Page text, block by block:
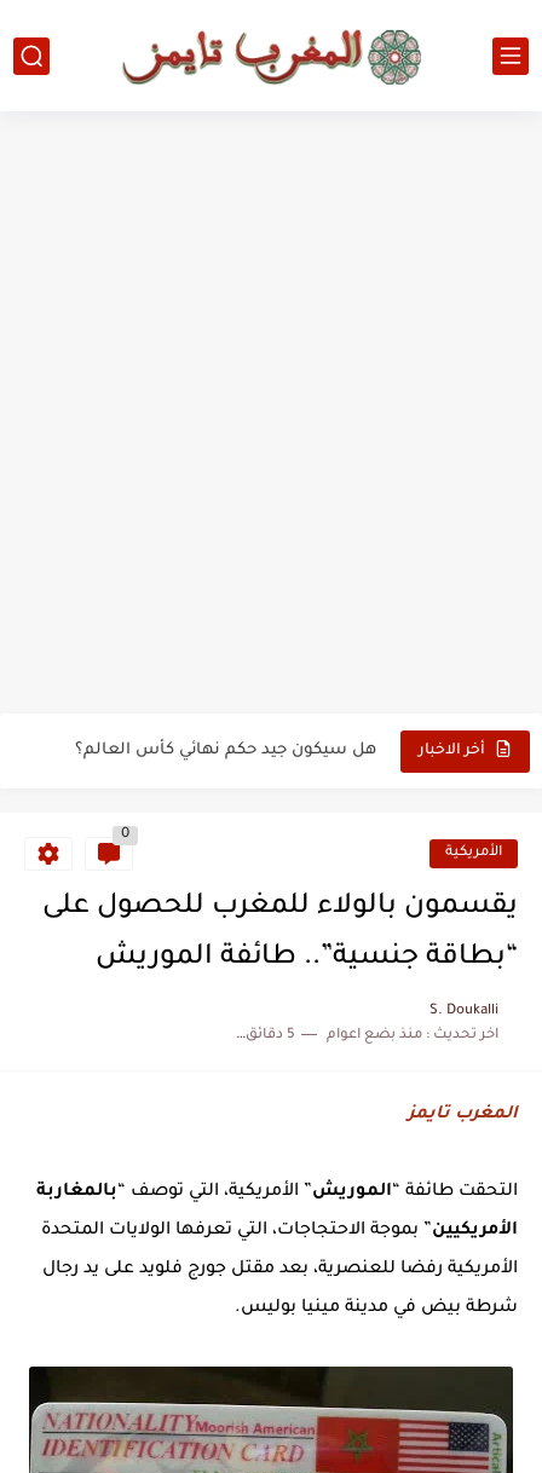
أخر الاخبار هل سيكون جيد حكم نهائي كأس العالم؟
كتاب جديد لدريانكور يفضح أساطير وخزعبلات نظام العسكر ويعيد قراءة...
الحرب الهولندية المغربية (1775-1777)
زيارة الحسن الثاني الى الجزائر سنة 1963
الأمريكية
0
يقسمون بالولاء للمغرب للحصول على
“بطاقة جنسية”.. طائفة الموريش
S. Doukalli
اخر تحديث :منذ بضع اعوام 5 دقائق للقراءة
المغرب تايمز
التحقت طائفة “الموريش” الأمريكية، التي توصف “بالمغاربة
الأمريكيين” بموجة الاحتجاجات، التي تعرفها الولايات المتحدة
الأمريكية رفضا للعنصرية، بعد مقتل جورج فلويد على يد رجال
شرطة بيض في مدينة مينيا بوليس.